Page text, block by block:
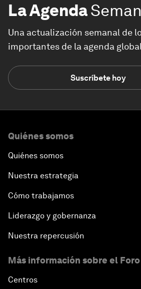
La Agenda
Una actualización semanal de
importantes de la agenda
Suscríbete hoy
Quiénes somos
Quiénes somos
Nuestra estrategia
Cómo trabajamos
Liderazgo y gobernanza
Nuestra repercusión
Más información sobre el Foro
Centros